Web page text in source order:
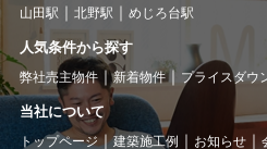
山田駅
北野駅 めじろ台駅
人気条件から探す
弊社売主物件 新着物件 プライスダウ
当社について
トップページ 建築施工例 お知らせ